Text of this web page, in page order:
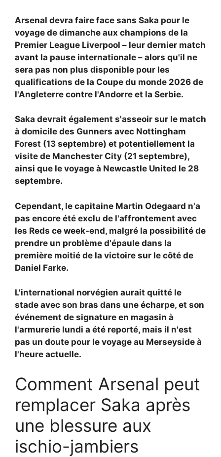
Arsenal devra faire face sans Saka pour le
voyage de dimanche aux champions de la
Premier League Liverpool – leur dernier match
avant la pause internationale – alors qu'il ne
sera pas non plus disponible pour les
qualifications de la Coupe du monde 2026 de
l'Angleterre contre l'Andorre et la Serbie.
Saka devrait également s'asseoir sur le match
à domicile des Gunners avec Nottingham
Forest (13 septembre) et potentiellement la
visite de Manchester City (21 septembre),
ainsi que le voyage à Newcastle United le 28
septembre.
Cependant, le capitaine Martin Odegaard n'a
pas encore été exclu de l'affrontement avec
les Reds ce week-end, malgré la possibilité de
prendre un problème d'épaule dans la
première moitié de la victoire sur le côté de
Daniel Farke.
L'international norvégien aurait quitté le
stade avec son bras dans une écharpe, et son
événement de signature en magasin à
l'armurerie lundi a été reporté, mais il n'est
pas un doute pour le voyage au Merseyside à
l'heure actuelle.
Comment Arsenal peut
remplacer Saka après
une blessure aux
ischio-jambiers